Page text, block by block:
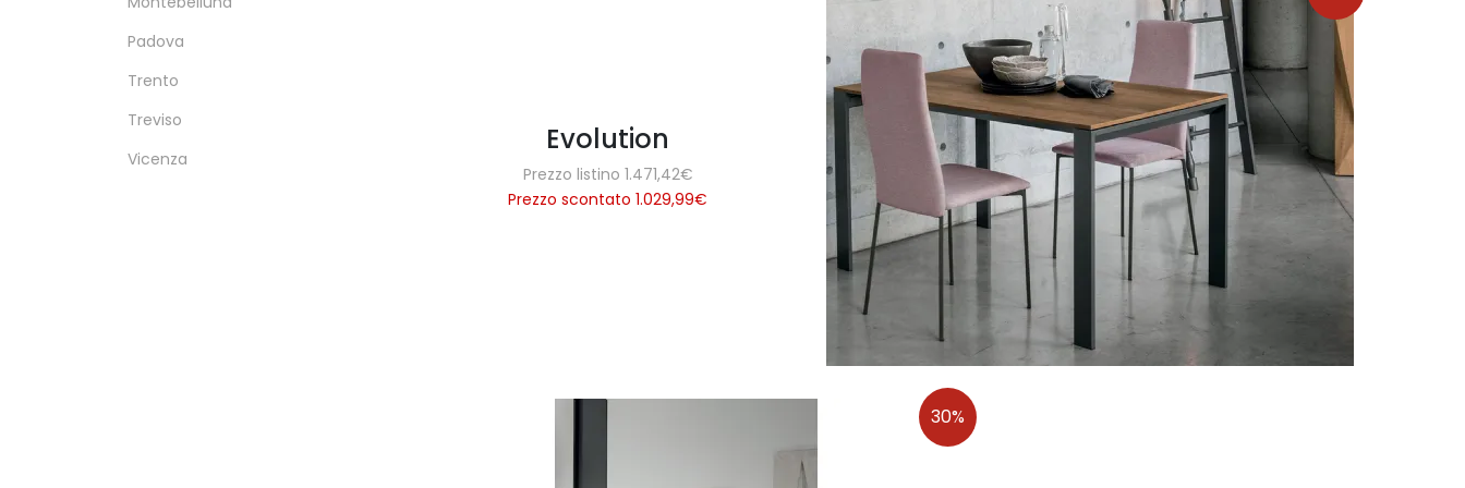
Evolution
Prezzo listino 1.471,42€
Prezzo scontato 1.029,99€
30%
Padova
Trento
Treviso
Vicenza